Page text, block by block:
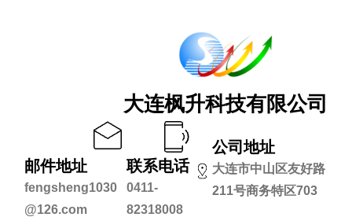
大连枫升科技有限公司
邮件地址
fengsheng1030
@126.com
联系电话
0411-
82318008
公司地址
大连市中山区友好路
211号商务特区703